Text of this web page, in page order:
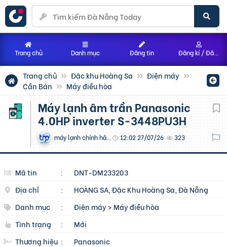
Trang chủ Đặc khu Hoàng Sa
Điện máy
Cần Bán
Máy điều hòa
Máy lạnh âm trần Panasonic
4.0HP inverter S-3448PU3H
12:02 27/07/26 323
Mã tin :
DNT-DM233203
Địa chỉ
:
HOÀNG SA, Đặc Khu Hoàng Sa, Đà Nẵng
Danh mục
: Điện máy> Máy điều hòa
Tình trạng
:
Mới
Thương hiệu :
Panasonic
Trang chủ Danh mục Đăng tin